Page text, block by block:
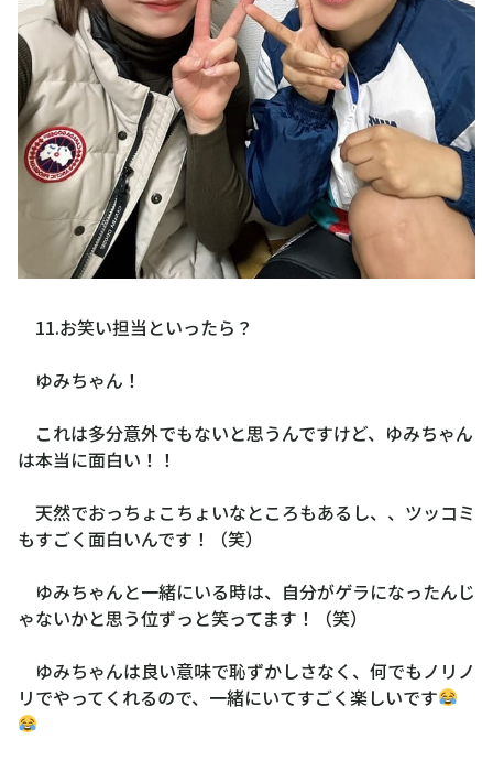
11.お笑い担当といったら？
ゆみちゃん！
これは多分意外でもないと思うんですけど、ゆみちゃん
は本当に面白い！！
天然でおっちょこちょいなところもあるし、、ツッコミ
もすごく面白いんです！（笑）
ゆみちゃんと一緒にいる時は、自分がゲラになったんじ
ゃないかと思う位ずっと笑ってます！（笑）
ゆみちゃんは良い意味で恥ずかしさなく、何でもノリノ
リでやってくれるので、一緒にいてすごく楽しいです